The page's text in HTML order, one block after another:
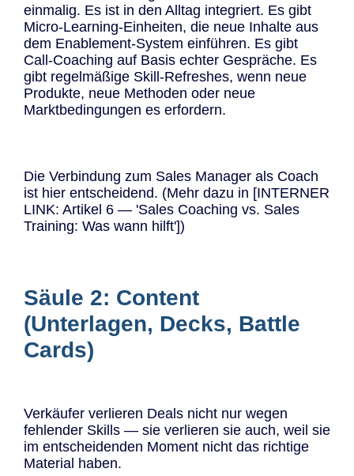
einmalig. Es ist in den Alltag integriert. Es gibt
Micro-Learning-Einheiten, die neue Inhalte aus
dem Enablement-System einführen. Es gibt
Call-Coaching auf Basis echter Gespräche. Es
gibt regelmäßige Skill-Refreshes, wenn neue
Produkte, neue Methoden oder neue
Marktbedingungen es erfordern.
Die Verbindung zum Sales Manager als Coach
ist hier entscheidend. (Mehr dazu in [INTERNER
LINK: Artikel 6 — 'Sales Coaching vs. Sales
Training: Was wann hilft'])
Säule 2: Content
(Unterlagen, Decks, Battle
Cards)
Verkäufer verlieren Deals nicht nur wegen
fehlender Skills — sie verlieren sie auch, weil sie
im entscheidenden Moment nicht das richtige
Material haben.